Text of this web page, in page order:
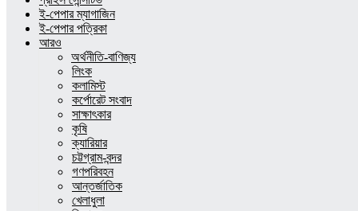
ই-পেপার ম্যাগাজিন
ই-পেপার পত্রিকা
আরও
অর্থনীতি-বাণিজ্য
লিংক
কলামিস্ট
কর্পোরেট সংবাদ
সাক্ষাৎকার
কৃষি
ক্যারিয়ার
চট্টগ্রাম-বন্দর
গণপরিবহন
আন্তর্জাতিক
খেলাধুলা